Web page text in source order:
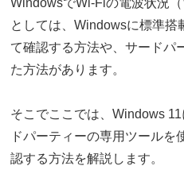
WindowsでWi-Fiの電波状況
としては、Windowsに標準搭
て確認する方法や、サードパ
た方法があります。
そこでここでは、Windows
ドパーティーの専用ツールを
認する方法を解説します。